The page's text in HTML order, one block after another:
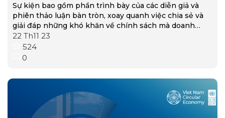
Sự kiện bao gồm phần trình bày của các diễn giả và
phiên thảo luận bàn tròn, xoay quanh việc chia sẻ và
giải đáp những khó khăn về chính sách mà doanh
nghiệp hiện nay đang gặp phải, cũng như định hướng,
giải pháp nhằm tháo gỡ.
22 Th11 23
524
0